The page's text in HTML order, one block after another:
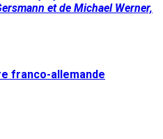
et de Michael Werner,
franco-allemande